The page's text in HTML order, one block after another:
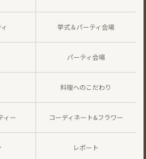
挙式＆パーティ会場
パーティ会場
料理へのこだわり
ィー コーディネート&フラワー
レポート